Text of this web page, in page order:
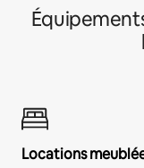
Locations